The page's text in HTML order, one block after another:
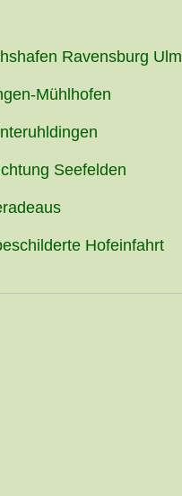
Ravensburg Ulm
Mühlhofen
Seefelden
Hofeinfahrt